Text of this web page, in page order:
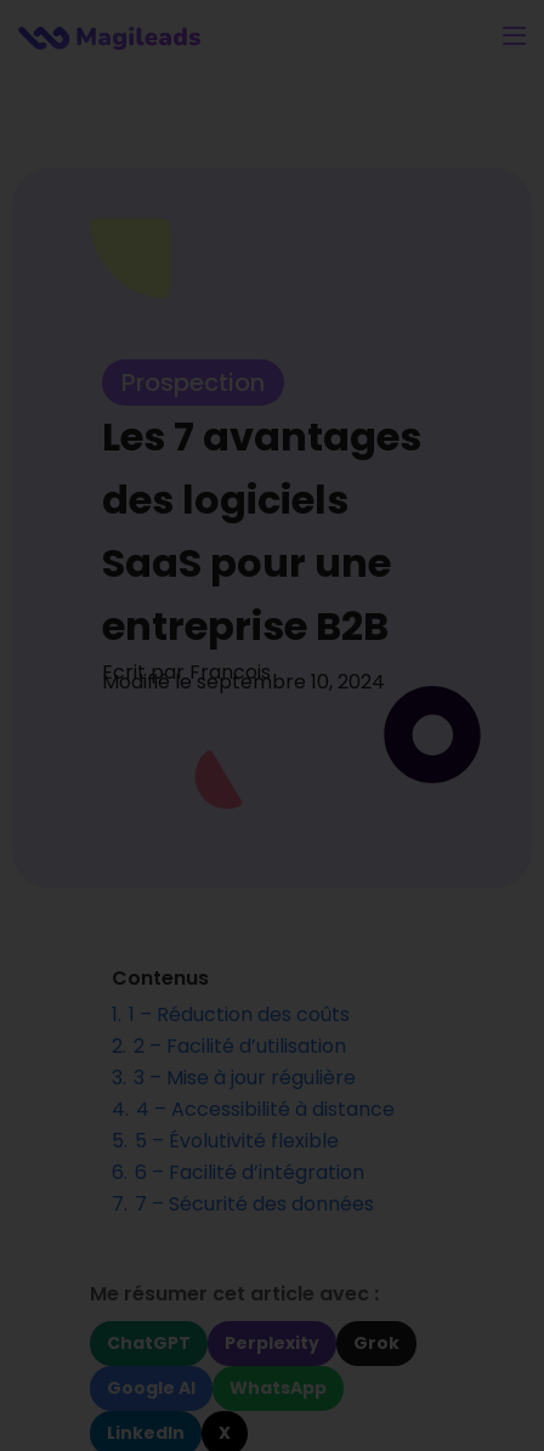
Prospection
Les 7 avantages
des logiciels
SaaS pour une
entreprise B2B
Ecrit parFrancois
Modifié le septembre 10, 2024
Contenus
1. 1 – Réduction des coûts
2. 2 – Facilité d’utilisation
3. 3 – Mise à jour régulière
4. 4 – Accessibilité à distance
5. 5 – Évolutivité flexible
6. 6 – Facilité d’intégration
7. 7 – Sécurité des données
Me résumer cet article avec :
ChatGPT Perplexity
Grok
Google AI
WhatsApp
LinkedIn
X